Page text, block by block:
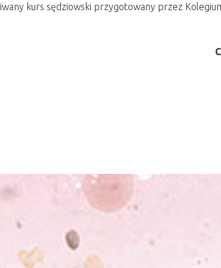
kurs sędziowski przygotowany przez